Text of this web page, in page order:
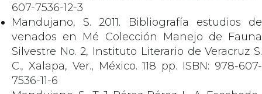
607-7536-12-3
Mandujano, S. 2011. Bibliografía estudios de
venados en Mé Colección Manejo de Fauna
Silvestre No. 2, Instituto Literario de Veracruz S.
C., Xalapa, Ver., México. 118 pp. ISBN: 978-607-
7536-11-6